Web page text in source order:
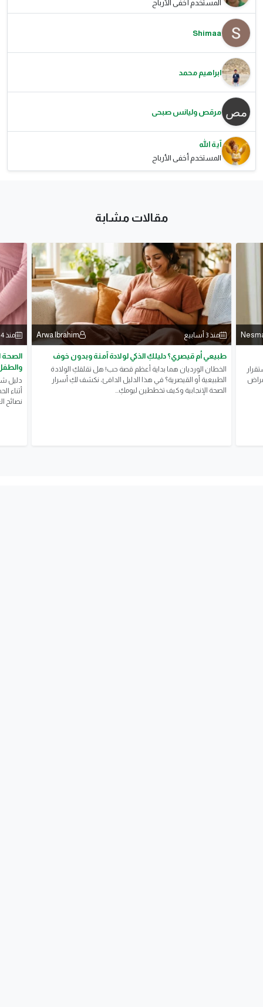
المستخدم أخفى الأرباح
Shimaa
ابراهيم محمد
مرقص وليانس صبحى
آية الله
المستخدم أخفى الأرباح
مقالات مشابة
منذ 3 أسابيع Arwa Ibrahim
طبيعي أم قيصري؟ دليلكِ الذكي لولادة آمنة وبدون خوف
الخطان الورديان هما بداية أعظم قصة حب! هل تقلقكِ الولادة
الطبيعية أو القيصرية؟ في هذا الدليل الدافئ، نكشف لكِ أسرار
الصحة الإنجابية وكيف تخططين ليومكِ...
منذ 4 أسابيع
الصحة
دليل
أثناء
نصائح